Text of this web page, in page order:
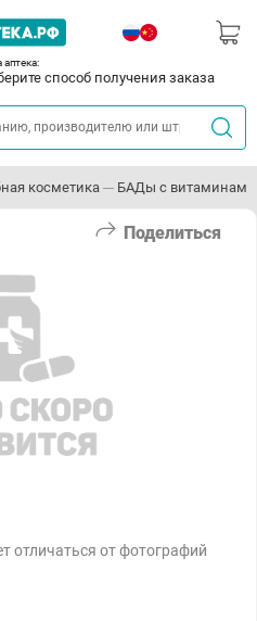
аптека:
способ получения заказа
косметика БАДы с
Поделиться
отличаться от фотографий